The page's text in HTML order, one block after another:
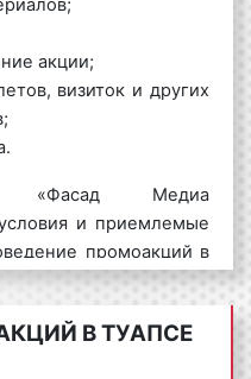
акции;
визиток и других
«Фасад Медиа
и приемлемые
промоакций в
проведение
по телефону:
заявку на
В ТУАПСЕ